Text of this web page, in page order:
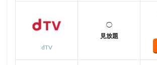
dTV
◯
見放題